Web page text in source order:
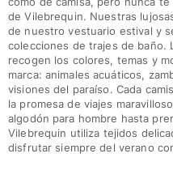
de Vilebrequin. Nuestras
de nuestro vestuario estival y
colecciones de trajes de baño.
recogen los colores, temas y
marca: animales acuáticos,
visiones del paraíso. Cada
la promesa de viajes
algodón para hombre hasta
Vilebrequin utiliza tejidos
disfrutar siempre del verano